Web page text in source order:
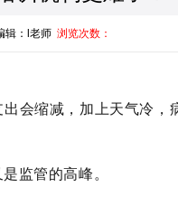
辑：l老师 浏览次数：
会缩减，加上天气冷，
监管的高峰。